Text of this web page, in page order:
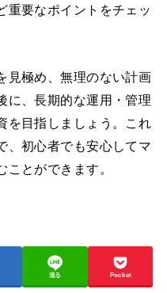
重要なポイントをチェッ
見極め、無理のない計画
に、長期的な運用・管理
を目指しましょう。これ
、初心者でも安心してマ
とができます。
送る Pocket